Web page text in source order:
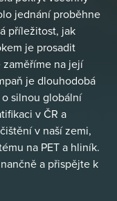
jednání proběhne
příležitost, jak
je prosadit
na její
je dlouhodobá
silnou globální
v ČR a
v naší zemi,
na PET a hliník.
a přispějte k